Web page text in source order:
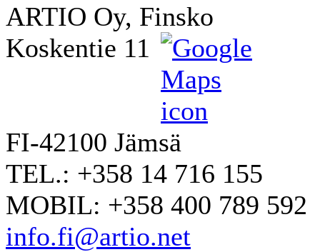
ARTIO Oy, Finsko
Koskentie 11
FI-42100 Jämsä
TEL.: +358 14 716 155
MOBIL: +358 400 789 592
info.fi@artio.net